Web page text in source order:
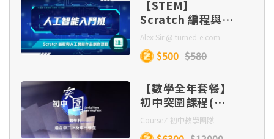
【STEM】
Scratch 編程與人
工智能作品創作課
程
Alex Sir @ turned-e.com
$500 $580
【數學全年套餐】
初中突圍課程(中
二下至中三)
CourseZ 初中教學團隊